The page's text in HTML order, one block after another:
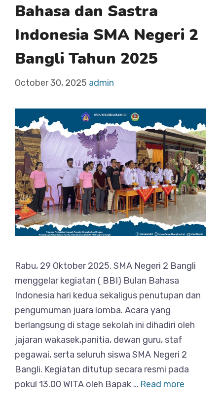
Bahasa dan Sastra
Indonesia SMA Negeri 2
Bangli Tahun 2025
October 30, 2025 admin
Rabu, 29 Oktober 2025. SMA Negeri 2 Bangli
menggelar kegiatan ( BBI) Bulan Bahasa
Indonesia hari kedua sekaligus penutupan dan
pengumuman juara lomba. Acara yang
berlangsung di stage sekolah ini dihadiri oleh
jajaran wakasek,panitia, dewan guru, staf
pegawai, serta seluruh siswa SMA Negeri 2
Bangli. Kegiatan ditutup secara resmi pada
pokul 13.00 WITA oleh Bapak … Read more